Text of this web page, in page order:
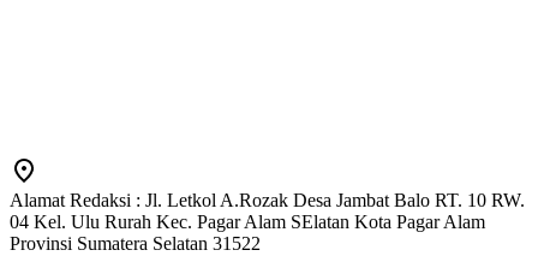
Alamat Redaksi : Jl. Letkol A.Rozak Desa Jambat Balo RT. 10 RW.
04 Kel. Ulu Rurah Kec. Pagar Alam SElatan Kota Pagar Alam
Provinsi Sumatera Selatan 31522